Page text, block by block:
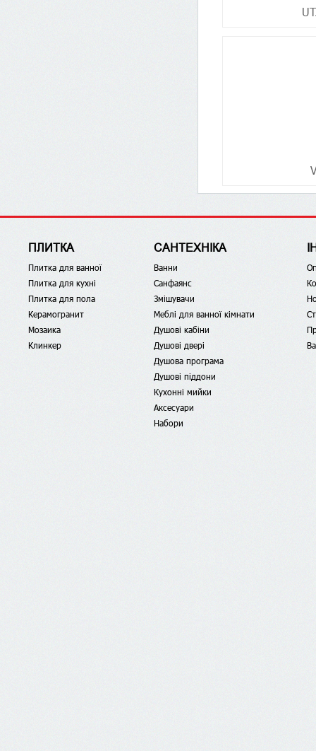
ПЛИТКА
Плитка для ванної
Плитка для кухні
Плитка для пола
Керамогранит
Мозаика
Клинкер
САНТЕХНІКА
Ванни
Санфаянс
Змішувачи
Меблі для ванної кімнати
Душові кабіни
Душові двері
Душова програма
Душові піддони
Кухонні мийки
Аксесуари
Набори